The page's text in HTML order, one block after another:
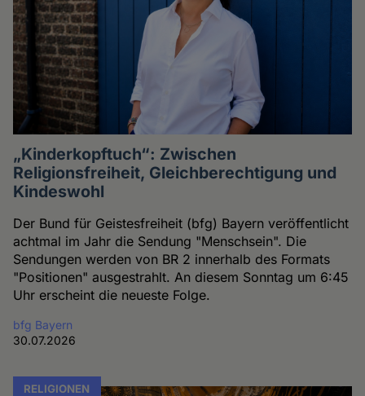
„Kinderkopftuch“: Zwischen
Religionsfreiheit, Gleichberechtigung und
Kindeswohl
Der Bund für Geistesfreiheit (bfg) Bayern veröffentlicht
achtmal im Jahr die Sendung "Menschsein". Die
Sendungen werden von BR 2 innerhalb des Formats
"Positionen" ausgestrahlt. An diesem Sonntag um 6:45
Uhr erscheint die neueste Folge.
bfg Bayern
30.07.2026
RELIGIONEN